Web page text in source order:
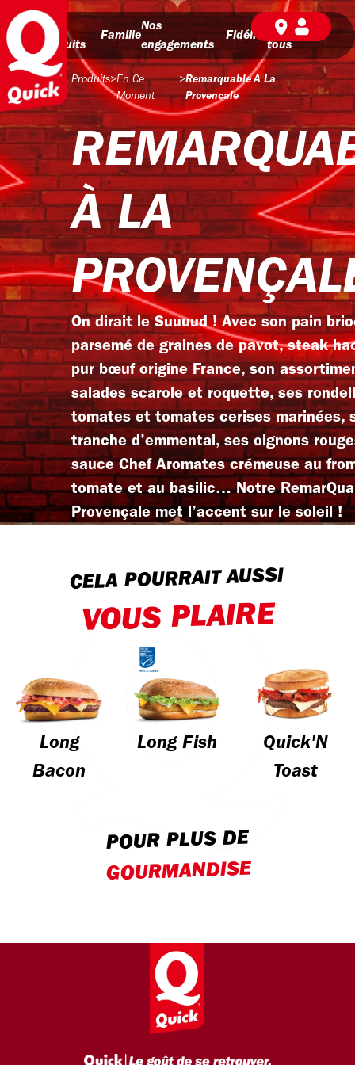
Nos
produits
Famille
Nos
engagements
Fidélité
BD pour
tous
Produits>En Ce
Moment
>Remarquable A La
Provencale
À LA
On dirait le Suuuud ! Avec son pain
parsemé de graines de pavot, steak
pur bœuf origine France, son
salades scarole et roquette, ses
tomates et tomates cerises marinées,
tranche d'emmental, ses oignons
sauce Chef Aromates crémeuse au
tomate et au basilic… Notre
Provençale met l’accent sur le soleil !
CELA POURRAIT AUSSI
VOUS PLAIRE
Long
Bacon
Long Fish
Quick'N
Toast
POUR PLUS DE
GOURMANDISE